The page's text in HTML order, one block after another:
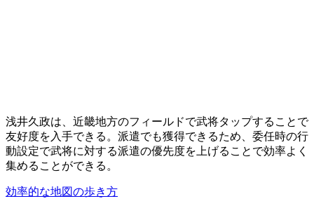
浅井久政は、近畿地方のフィールドで武将タップすることで
友好度を入手できる。派遣でも獲得できるため、委任時の行
動設定で武将に対する派遣の優先度を上げることで効率よく
集めることができる。
効率的な地図の歩き方